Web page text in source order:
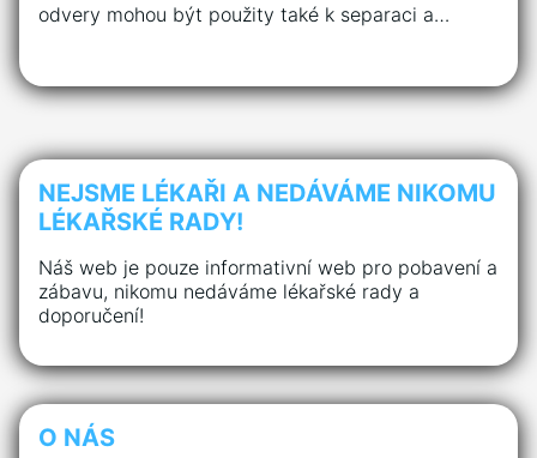
odvery mohou být použity také k separaci a…
NEJSME LÉKAŘI A NEDÁVÁME NIKOMU
LÉKAŘSKÉ RADY!
Náš web je pouze informativní web pro pobavení a
zábavu, nikomu nedáváme lékařské rady a
doporučení!
O NÁS